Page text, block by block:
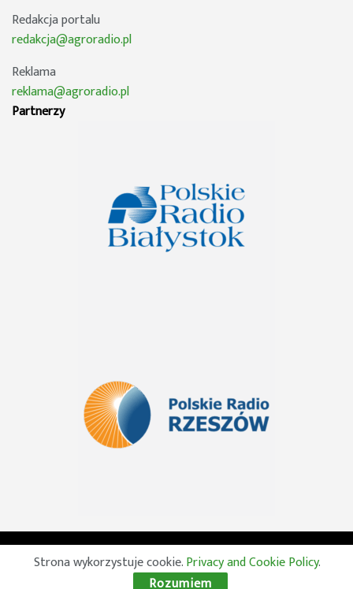
Redakcja portalu
redakcja@agroradio.pl
Reklama
reklama@agroradio.pl
Partnerzy
© 2026 Wszelkie prawa zastrzeżone. Radio Lublin S.A. w
likwidacji
Strona wykorzystuje cookie.Privacy and Cookie Policy.
Rozumiem